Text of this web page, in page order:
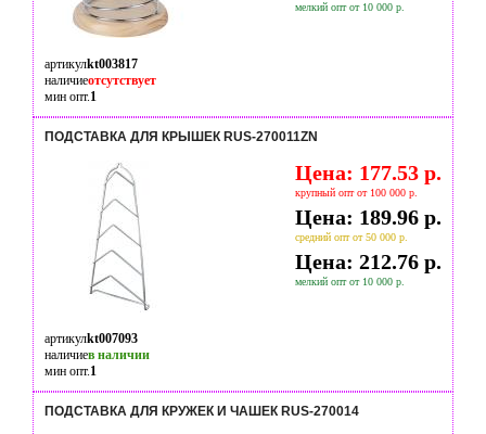
мелкий опт от 10 000 р.
артикулkt003817
наличиеотсутствует
мин опт.1
ПОДСТАВКА ДЛЯ КРЫШЕК RUS-270011ZN
Цена: 177.53 р.
крупный опт от 100 000 р.
Цена: 189.96 р.
средний опт от 50 000 р.
Цена: 212.76 р.
мелкий опт от 10 000 р.
артикулkt007093
наличиев наличии
мин опт.1
ПОДСТАВКА ДЛЯ КРУЖЕК И ЧАШЕК RUS-270014